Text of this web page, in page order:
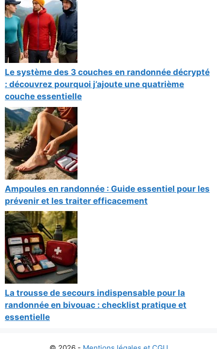
Le système des 3 couches en randonnée décrypté
: découvrez pourquoi j’ajoute une quatrième
couche essentielle
Ampoules en randonnée : Guide essentiel pour les
prévenir et les traiter efficacement
La trousse de secours indispensable pour la
randonnée en bivouac : checklist pratique et
essentielle